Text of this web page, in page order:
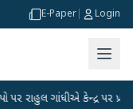
E-Paper Login
ગાંધીએ કેન્દ્ર પર પ્રહાર